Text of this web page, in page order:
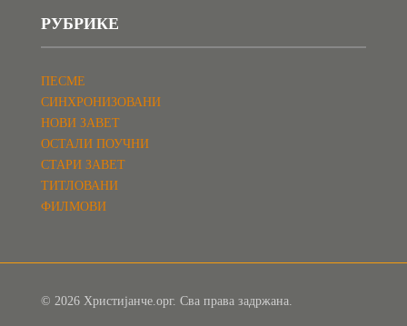
РУБРИКЕ
ПЕСМЕ
СИНХРОНИЗОВАНИ
НОВИ ЗАВЕТ
ОСТАЛИ ПОУЧНИ
СТАРИ ЗАВЕТ
ТИТЛОВАНИ
ФИЛМОВИ
© 2026 Христијанче.орг. Сва права задржана.